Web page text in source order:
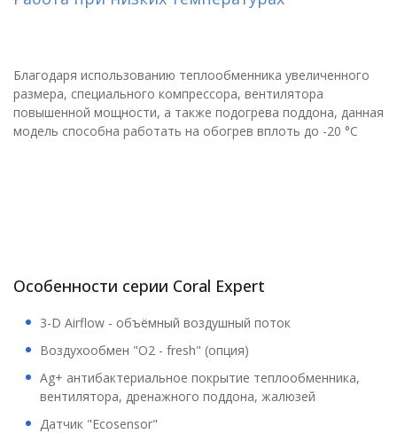
Благодаря использованию теплообменника увеличенного
размера, специального компрессора, вентилятора
повышенной мощности, а также подогрева поддона, данная
модель способна работать на обогрев вплоть до -20 °С
Особенности серии Coral Expert
3-D Airflow - объёмный воздушный поток
Воздухообмен "О2 - fresh" (опция)
Ag+ антибактериальное покрытие теплообменника,
вентилятора, дренажного поддона, жалюзей
Датчик "Ecosensor"